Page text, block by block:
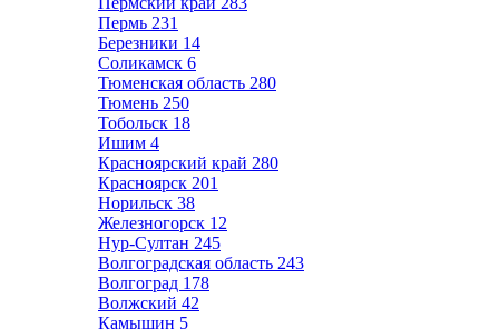
Пермь 231
Березники 14
Соликамск 6
Тюменская область 280
Тюмень 250
Тобольск 18
Ишим 4
Красноярский край 280
Красноярск 201
Норильск 38
Железногорск 12
Нур-Султан 245
Волгоградская область 243
Волгоград 178
Волжский 42
Камышин 5